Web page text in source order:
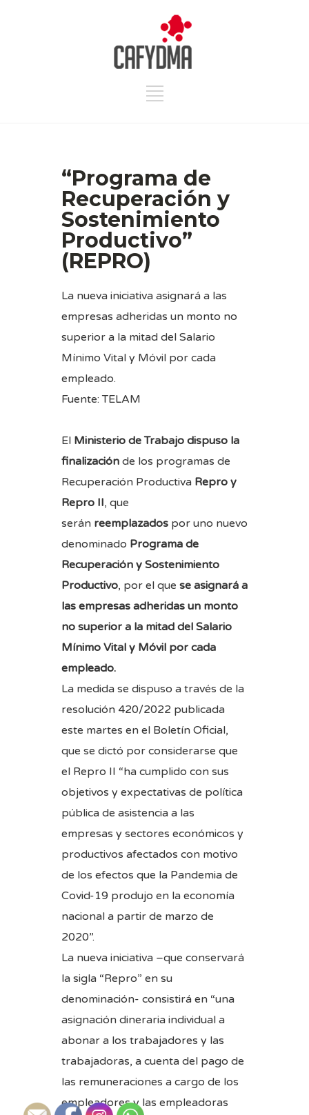
“Programa de
Recuperación y
Sostenimiento
Productivo”
(REPRO)
La nueva iniciativa asignará a las
empresas adheridas un monto no
superior a la mitad del Salario
Mínimo Vital y Móvil por cada
empleado.
Fuente: TELAM
El Ministerio de Trabajo dispuso la
finalización de los programas de
Recuperación Productiva Repro y
Repro II, que
serán reemplazados por uno nuevo
denominado Programa de
Recuperación y Sostenimiento
Productivo, por el que se asignará a
las empresas adheridas un monto
no superior a la mitad del Salario
Mínimo Vital y Móvil por cada
empleado.
La medida se dispuso a través de la
resolución 420/2022 publicada
este martes en el Boletín Oficial,
que se dictó por considerarse que
el Repro II “ha cumplido con sus
objetivos y expectativas de política
pública de asistencia a las
empresas y sectores económicos y
productivos afectados con motivo
de los efectos que la Pandemia de
Covid-19 produjo en la economía
nacional a partir de marzo de
2020”.
La nueva iniciativa –que conservará
la sigla “Repro” en su
denominación- consistirá en “una
asignación dineraria individual a
abonar a los trabajadores y las
trabajadoras, a cuenta del pago de
las remuneraciones a cargo de los
empleadores y las empleadoras